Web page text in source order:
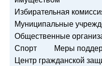
Избирательная
Муниципальные
Общественные
Спорт
Меры
Центр гражданской